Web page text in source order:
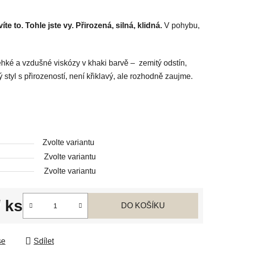
to. Tohle jste vy. Přirozená, silná, klidná. V pohybu,
a vzdušné viskózy v khaki barvě – zemitý odstín,
styl s přirozeností, není křiklavý, ale rozhodně zaujme.
Zvolte variantu
Zvolte variantu
Zvolte variantu
ks DO KOŠÍKU
Sdílet